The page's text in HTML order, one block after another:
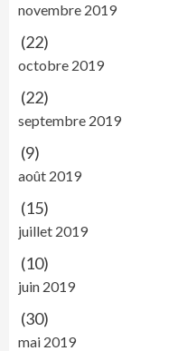
novembre 2019
(22)
octobre 2019
(22)
septembre 2019
(9)
août 2019
(15)
juillet 2019
(10)
juin 2019
(30)
mai 2019